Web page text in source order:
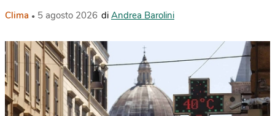
Clima 5 agosto 2026 di Andrea Barolini